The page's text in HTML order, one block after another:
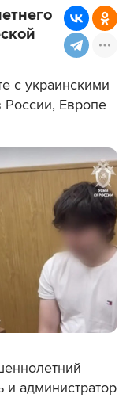
с украинскими
России, Европе
администратор